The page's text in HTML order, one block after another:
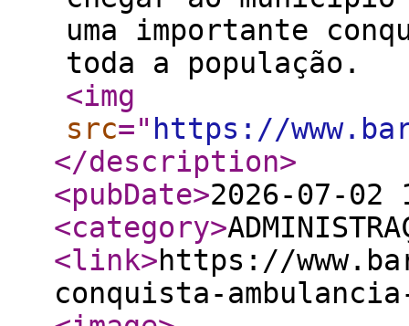
uma importante
toda a população.
<img
src=" https://
</description>
<pubDate>2026-07-02
<category>
<link>https://
conquista-